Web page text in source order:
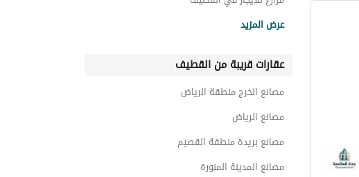
عقارات للايجار في القطيف
عقارات تجارية للايجار في القطيف
عرض المزيد
عقارات قريبة من القطيف
مصانع الخرج منطقة الرياض
مصانع الرياض
مصانع بريدة منطقة القصيم
مصانع المدينة المنورة